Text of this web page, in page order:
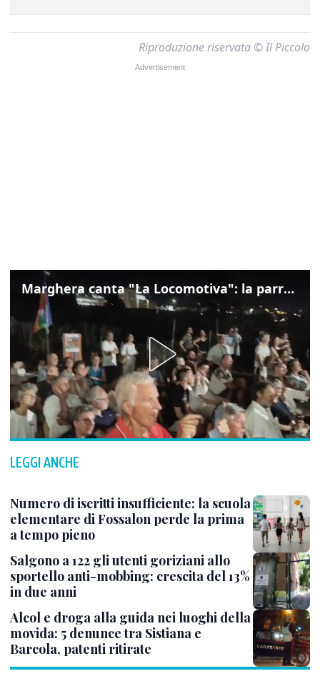
Riproduzione riservata © Il Piccolo
Marghera canta "La Locomotiva": la parrocchia della Cita ricorda Guccini
LEGGI ANCHE
Numero di iscritti insufficiente: la scuola
elementare di Fossalon perde la prima
a tempo pieno
Salgono a 122 gli utenti goriziani allo
sportello anti-mobbing: crescita del 13%
in due anni
Alcol e droga alla guida nei luoghi della
movida: 5 denunce tra Sistiana e
Barcola, patenti ritirate